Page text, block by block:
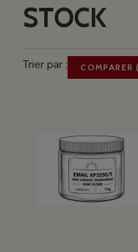
STOCK
Trier par : COMPARER (